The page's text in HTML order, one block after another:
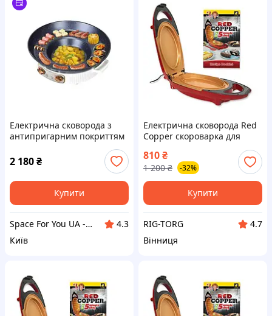
Електрична сковорода з
антипригарним покриттям
2 180₴
Купити
Space For You UA - STORE
4.3
Київ
Електрична сковорода Red
Copper скороварка для
810₴
1 200 ₴ -32%
Купити
RIG-TORG
4.7
Вінниця